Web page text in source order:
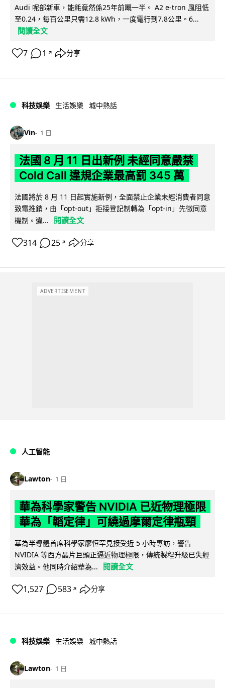
Audi 呢部新車，能耗竟然係25年前嘅一半。 A2 e-tron 風阻低
至0.24，每百公里只需12.8 kWh，一度電行到7.8公里。6...
閱讀全文
7 1 ↗ 分享
科技娛樂 生活娛樂 城中熱話
Vin 1 日
法國 8 月 11 日出新例 未經同意嚴禁
Cold Call 違規企業最高罰 345 萬
法國將於 8 月 11 日起實施新例，全面禁止企業未經消費者同意
致電推銷，由「opt-out」拒接登記制轉為「opt-in」先徵同意
機制。違...
閱讀全文
314 25 ↗ 分享
ADVERTISEMENT
人工智能
Lawton 1 日
華為科學家警告 NVIDIA 已近物理極限
華為「韜定律」可繞過摩爾定律瓶頸
華為半導體首席科學家廖恒罕見接受近 5 小時專訪，警告
NVIDIA 等西方晶片巨頭正逼近物理極限，傳統製程升級已失經
濟效益。他同時介紹華為...
閱讀全文
1,527 583 ↗ 分享
科技娛樂 生活娛樂 城中熱話
Lawton 1 日